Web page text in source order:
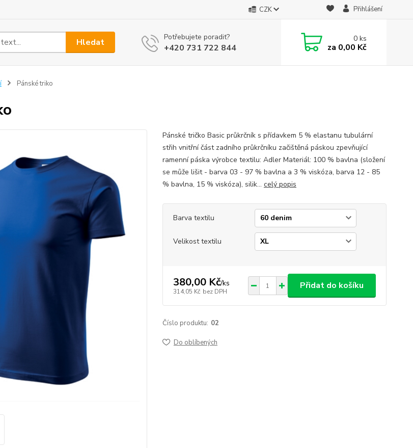
CZK Přihlášení
Hledat Potřebujete poradit?
+420 731 722 844
0ks
za 0,00 Kč
Pánské triko
Pánské tričko Basic průkrčník s přídavkem 5 % elastanu tubulární
střih vnitřní část zadního průkrčníku začištěná páskou zpevňující
ramenní páska výrobce textilu: Adler Materiál: 100 % bavlna (složení
se může lišit - barva 03 - 97 % bavlna a 3 % viskóza, barva 12 - 85
% bavlna, 15 % viskóza), silik... celý popis
Barva textilu
Velikost textilu
380,00 Kč/ks
314,05 Kč bez DPH
Přidat do košíku
Číslo produktu: 02
Do oblíbených